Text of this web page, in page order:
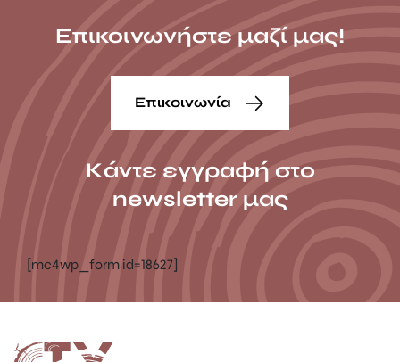
Επικοινωνήστε μαζί μας!
Επικοινωνία
Κάντε εγγραφή στο
newsletter μας
[mc4wp_form id=18627]